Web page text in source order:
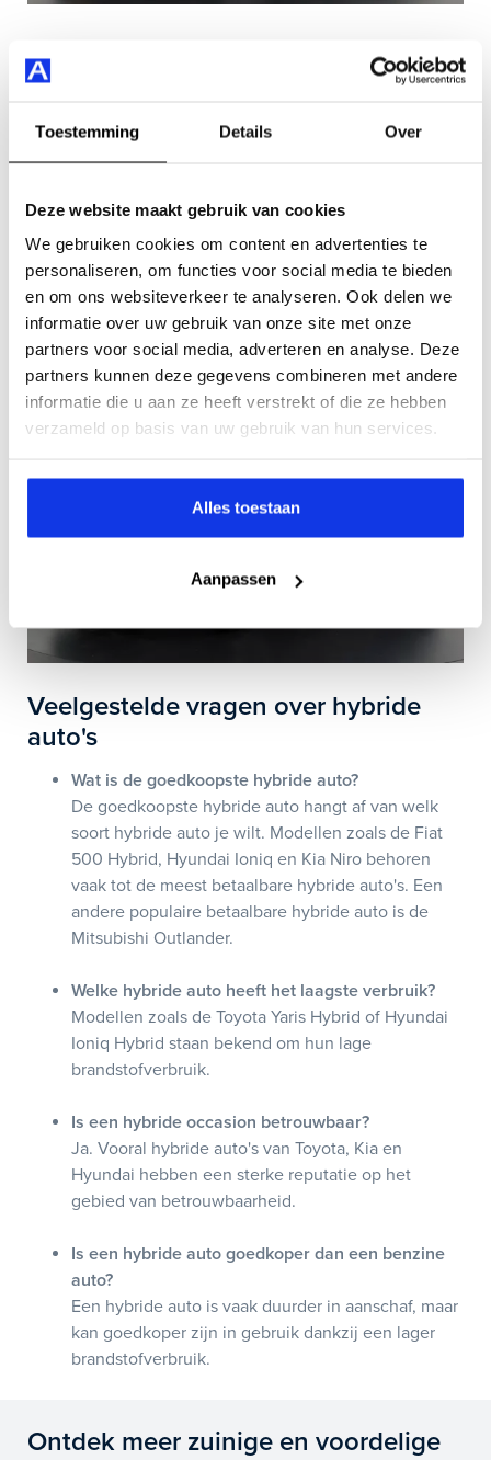
Toestemming Details Over
Deze website maakt gebruik van cookies
We gebruiken cookies om content en advertenties te
personaliseren, om functies voor social media te bieden
en om ons websiteverkeer te analyseren. Ook delen we
informatie over uw gebruik van onze site met onze
partners voor social media, adverteren en analyse. Deze
partners kunnen deze gegevens combineren met andere
informatie die u aan ze heeft verstrekt of die ze hebben
verzameld op basis van uw gebruik van hun services.
Alles toestaan
Aanpassen
7. Lynk & Co 01
Zweedse Lynk & Co. Uniek aan de 01 is dat deze auto
standaard compleet uitgerust is met premium features
adaptief cruise control. Rij tot 69 km op puur elektrisch
vermogen.
Bekijk onze voorraad
Veelgestelde vragen over hybride
auto's
Wat is de goedkoopste hybride auto?
De goedkoopste hybride auto hangt af van welk
soort hybride auto je wilt. Modellen zoals de Fiat
500 Hybrid, Hyundai Ioniq en Kia Niro behoren
vaak tot de meest betaalbare hybride auto's. Een
andere populaire betaalbare hybride auto is de
Mitsubishi Outlander.
Welke hybride auto heeft het laagste verbruik?
Modellen zoals de Toyota Yaris Hybrid of Hyundai
Ioniq Hybrid staan bekend om hun lage
brandstofverbruik.
Is een hybride occasion betrouwbaar?
Ja. Vooral hybride auto's van Toyota, Kia en
Hyundai hebben een sterke reputatie op het
gebied van betrouwbaarheid.
Is een hybride auto goedkoper dan een benzine
auto?
Een hybride auto is vaak duurder in aanschaf, maar
kan goedkoper zijn in gebruik dankzij een lager
brandstofverbruik.
Ontdek meer zuinige en voordelige